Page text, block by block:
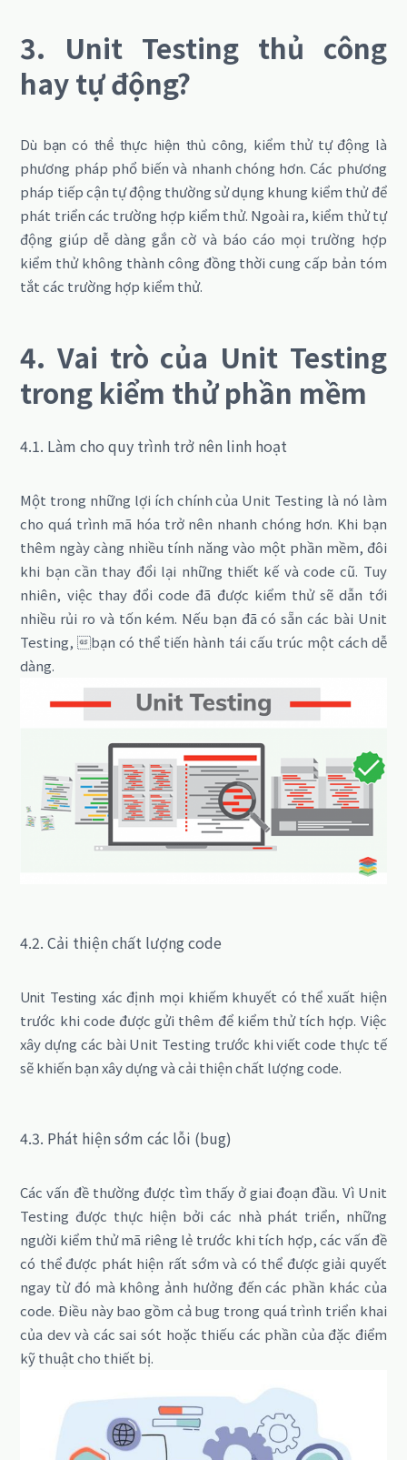
3. Unit Testing thủ công
hay tự động?
Dù bạn có thể thực hiện thủ công, kiểm thử tự động là
phương pháp phổ biến và nhanh chóng hơn. Các phương
pháp tiếp cận tự động thường sử dụng khung kiểm thử để
phát triển các trường hợp kiểm thử. Ngoài ra, kiểm thử tự
động giúp dễ dàng gắn cờ và báo cáo mọi trường hợp
kiểm thử không thành công đồng thời cung cấp bản tóm
tắt các trường hợp kiểm thử.
4. Vai trò của Unit Testing
trong kiểm thử phần mềm
4.1. Làm cho quy trình trở nên linh hoạt
Một trong những lợi ích chính của Unit Testing là nó làm
cho quá trình mã hóa trở nên nhanh chóng hơn. Khi bạn
thêm ngày càng nhiều tính năng vào một phần mềm, đôi
khi bạn cần thay đổi lại những thiết kế và code cũ. Tuy
nhiên, việc thay đổi code đã được kiểm thử sẽ dẫn tới
nhiều rủi ro và tốn kém. Nếu bạn đã có sẵn các bài Unit
Testing, bạn có thể tiến hành tái cấu trúc một cách dễ
dàng.
4.2. Cải thiện chất lượng code
Unit Testing xác định mọi khiếm khuyết có thể xuất hiện
trước khi code được gửi thêm để kiểm thử tích hợp. Việc
xây dựng các bài Unit Testing trước khi viết code thực tế
sẽ khiến bạn xây dựng và cải thiện chất lượng code.
4.3. Phát hiện sớm các lỗi (bug)
Các vấn đề thường được tìm thấy ở giai đoạn đầu. Vì Unit
Testing được thực hiện bởi các nhà phát triển, những
người kiểm thử mã riêng lẻ trước khi tích hợp, các vấn đề
có thể được phát hiện rất sớm và có thể được giải quyết
ngay từ đó mà không ảnh hưởng đến các phần khác của
code. Điều này bao gồm cả bug trong quá trình triển khai
của dev và các sai sót hoặc thiếu các phần của đặc điểm
kỹ thuật cho thiết bị.